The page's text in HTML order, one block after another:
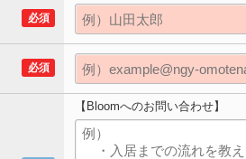
必須
必須
【Bloomへのお問い合わせ】